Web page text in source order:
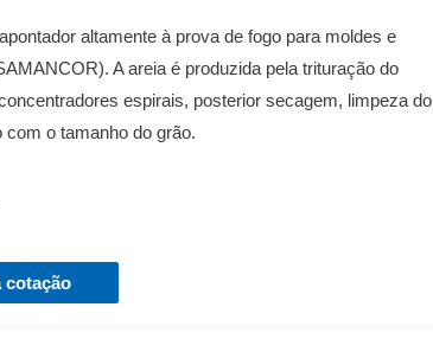
altamente à prova de fogo para moldes e
A areia é produzida pela trituração do
espirais, posterior secagem, limpeza do
com o tamanho do grão.
cotação